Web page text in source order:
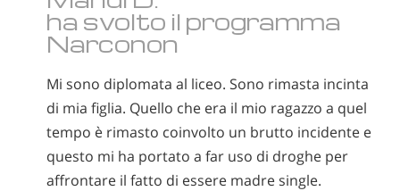
ha svolto il programma
Narconon
Mi sono diplomata al liceo. Sono rimasta incinta
di mia figlia. Quello che era il mio ragazzo a quel
tempo è rimasto coinvolto un brutto incidente e
questo mi ha portato a far uso di droghe per
affrontare il fatto di essere madre single.